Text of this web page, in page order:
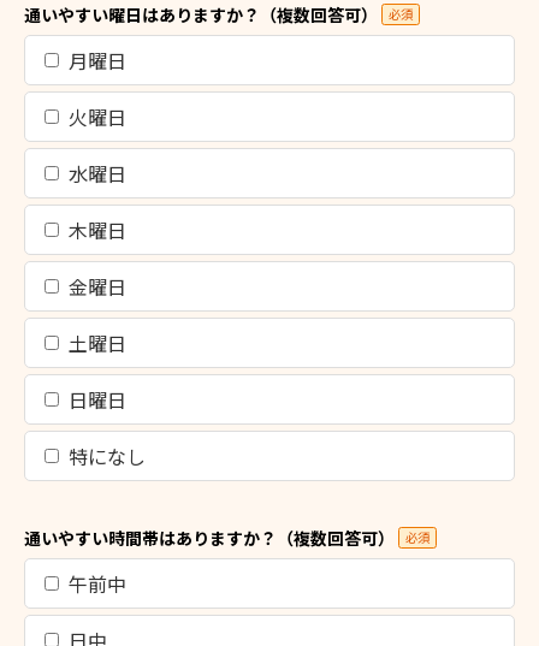
通いやすい曜日はありますか？（複数回答可） 必須
月曜日
火曜日
水曜日
木曜日
金曜日
土曜日
日曜日
特になし
通いやすい時間帯はありますか？（複数回答可） 必須
午前中
日中